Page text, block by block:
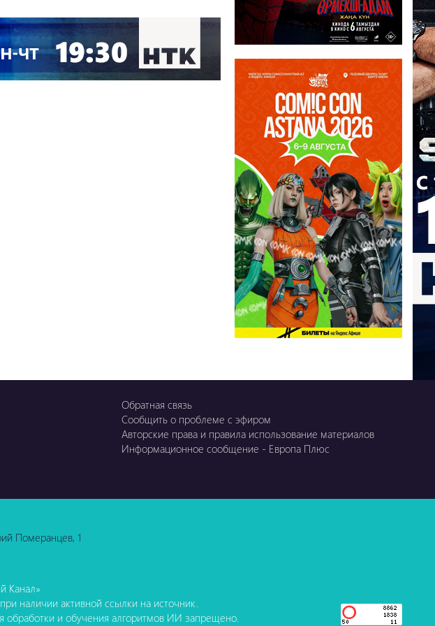
Обратная связь
Сообщить о проблеме с эфиром
Авторские права и правила использование материалов
Информационное сообщение - Европа Плюс
Померанцев, 1
Канал»
наличии активной ссылки на источник.
обработки и обучения алгоритмов ИИ запрещено.